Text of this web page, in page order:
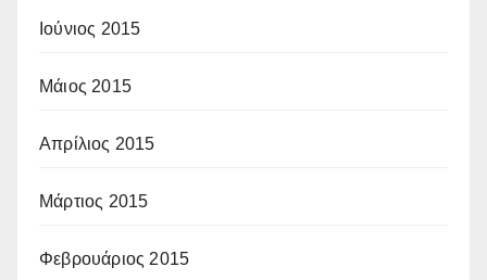
Ιούνιος 2015
Μάιος 2015
Απρίλιος 2015
Μάρτιος 2015
Φεβρουάριος 2015